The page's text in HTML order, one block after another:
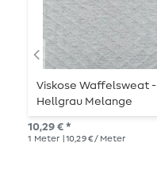
Viskose Waffelsweat -
Hellgrau Melange
10,29 € *
1 Meter | 10,29 € / Meter